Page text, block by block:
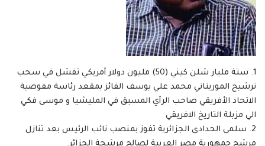
1. ستة مليار شلن كيني (50) مليون دولار أمريكي تفشل في سحب
ترشيح الموريتاني محمد علي يوسف الفائز بمقعد رئاسة مفوضية
الاتحاد الأفريقي صاحب الرأي المسبق في المليشيا و موسى فكي
الي مزبلة التاريخ الافريقي
2. سلمى الحدادى الجزائرية تفوز بمنصب نائب الرئيس بعد تنازل
مرشح جمهورية مصر العربية لصالح مرشحة الجزائر.